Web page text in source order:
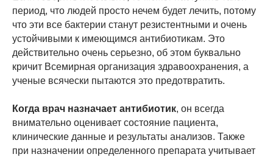
период, что людей просто нечем будет лечить, потому
что эти все бактерии станут резистентными и очень
устойчивыми к имеющимся антибиотикам. Это
действительно очень серьезно, об этом буквально
кричит Всемирная организация здравоохранения, а
ученые всячески пытаются это предотвратить.
Когда врач назначает антибиотик, он всегда
внимательно оценивает состояние пациента,
клинические данные и результаты анализов. Также
при назначении определенного препарата учитывает